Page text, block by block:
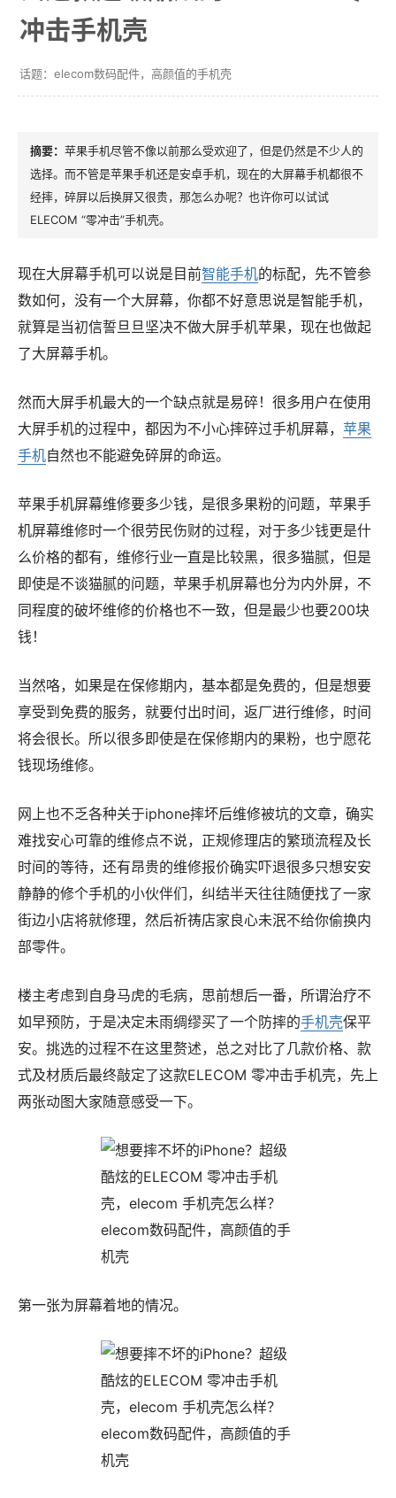
冲击手机壳
elecom数码配件，高颜值的手机壳
苹果手机尽管不像以前那么受欢迎了，但是仍然是不少人的
选择。而不管是苹果手机还是安卓手机，现在的大屏幕手机都很不
经摔，碎屏以后换屏又很贵，那怎么办呢？也许你可以试试
ELECOM “零冲击”手机壳。
现在大屏幕手机可以说是目前智能手机的标配，先不管参
数如何，没有一个大屏幕，你都不好意思说是智能手机，
就算是当初信誓旦旦坚决不做大屏手机苹果，现在也做起
了大屏幕手机。
然而大屏手机最大的一个缺点就是易碎！很多用户在使用
大屏手机的过程中，都因为不小心摔碎过手机屏幕， 苹果
手机自然也不能避免碎屏的命运。
苹果手机屏幕维修要多少钱，是很多果粉的问题，苹果手
机屏幕维修时一个很劳民伤财的过程，对于多少钱更是什
么价格的都有，维修行业一直是比较黑，很多猫腻，但是
即使是不谈猫腻的问题，苹果手机屏幕也分为内外屏，不
同程度的破坏维修的价格也不一致，但是最少也要200块
钱！
当然咯，如果是在保修期内，基本都是免费的，但是想要
享受到免费的服务，就要付出时间，返厂进行维修，时间
将会很长。所以很多即使是在保修期内的果粉，也宁愿花
钱现场维修。
网上也不乏各种关于iphone摔坏后维修被坑的文章，确实
难找安心可靠的维修点不说，正规修理店的繁琐流程及长
时间的等待，还有昂贵的维修报价确实吓退很多只想安安
静静的修个手机的小伙伴们，纠结半天往往随便找了一家
街边小店将就修理，然后祈祷店家良心未泯不给你偷换内
部零件。
楼主考虑到自身马虎的毛病，思前想后一番，所谓治疗不
如早预防，于是决定未雨绸缪买了一个防摔的手机壳保平
安。挑选的过程不在这里赘述，总之对比了几款价格、款
式及材质后最终敲定了这款ELECOM 零冲击手机壳，先上
两张动图大家随意感受一下。
第一张为屏幕着地的情况。